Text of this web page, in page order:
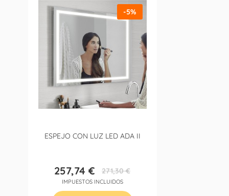
ESPEJO CON LUZ LED ADA II
Precio
257,74 €Precio
base
271,30 €
IMPUESTOS INCLUIDOS
-5%